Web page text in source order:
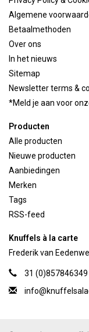
Algemene
Betaalmethoden
Over ons
In het nieuws
Sitemap
Newsletter terms &
*Meld je aan voor
Producten
Alle producten
Nieuwe producten
Aanbiedingen
Merken
Tags
RSS-feed
Knuffels à la carte
Frederik van
31 (0)857846349